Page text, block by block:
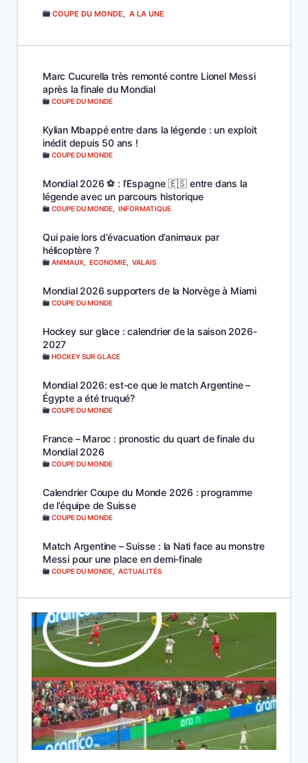
COUPE DU MONDE A LA UNE
Marc Cucurella très remonté contre Lionel Messi
après la finale du Mondial
COUPE DU MONDE
Kylian Mbappé entre dans la légende : un exploit
inédit depuis 50 ans !
COUPE DU MONDE
Mondial 2026 ⚽️ : l’Espagne 🇪🇸 entre dans la
légende avec un parcours historique
COUPE DU MONDE INFORMATIQUE
Qui paie lors d’évacuation d’animaux par
hélicoptère ?
ANIMAUX ECONOMIE VALAIS
Mondial 2026 supporters de la Norvège à Miami
COUPE DU MONDE
Hockey sur glace : calendrier de la saison 2026-
2027
HOCKEY SUR GLACE
Mondial 2026: est-ce que le match Argentine –
Égypte a été truqué?
COUPE DU MONDE
France – Maroc : pronostic du quart de finale du
Mondial 2026
COUPE DU MONDE
Calendrier Coupe du Monde 2026 : programme
de l’équipe de Suisse
COUPE DU MONDE
Match Argentine – Suisse : la Nati face au monstre
Messi pour une place en demi-finale
COUPE DU MONDE ACTUALITÉS